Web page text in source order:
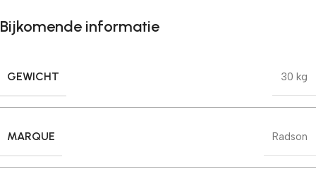
Bijkomende informatie
GEWICHT 30 kg
MARQUE Radson